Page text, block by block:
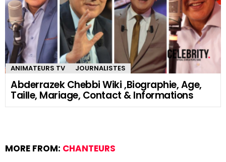
ANIMATEURS TV JOURNALISTES
Abderrazek Chebbi Wiki ,Biographie, Age,
Taille, Mariage, Contact & Informations
MORE FROM: CHANTEURS